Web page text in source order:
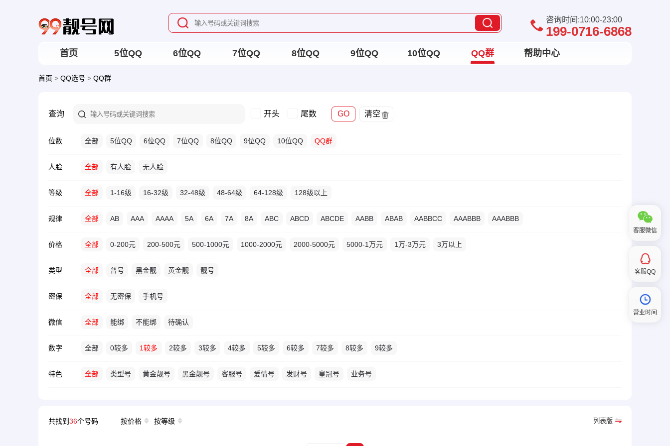
咨询时间:10:00-23:00
199-0716-6868
首页 5位QQ 6位QQ 7位QQ 8位QQ 9位QQ 10位QQ QQ群 帮助中心
首页 > QQ选号 > QQ群
查询 开头 尾数 GO 清空
位数 全部 5位QQ 6位QQ 7位QQ 8位QQ 9位QQ 10位QQ QQ群
人脸 全部 有人脸 无人脸
等级 全部 1-16级 16-32级 32-48级 48-64级 64-128级 128级以上
规律 全部 AB AAA AAAA 5A 6A 7A 8A ABC ABCD ABCDE AABB ABAB AABBCC AAABBB AAABBB
价格 全部 0-200元 200-500元 500-1000元 1000-2000元 2000-5000元 5000-1万元 1万-3万元 3万以上
类型 全部 普号 黑金靓 黄金靓 靓号
密保 全部 无密保 手机号
微信 全部 能绑 不能绑 待确认
数字 全部 0较多 1较多 2较多 3较多 4较多 5较多 6较多 7较多 8较多 9较多
特色 全部 类型号 黄金靓号 黑金靓号 客服号 爱情号 发财号 皇冠号 业务号
共找到 36个号码 按价格 按等级 列表版
客服微信
客服QQ
营业时间